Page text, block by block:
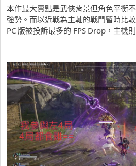
本作最大賣點是武俠背景但角色平衡
強勢。而以近戰為主軸的戰鬥暫時比
PC 版被投訴最多的 FPS Drop，主機